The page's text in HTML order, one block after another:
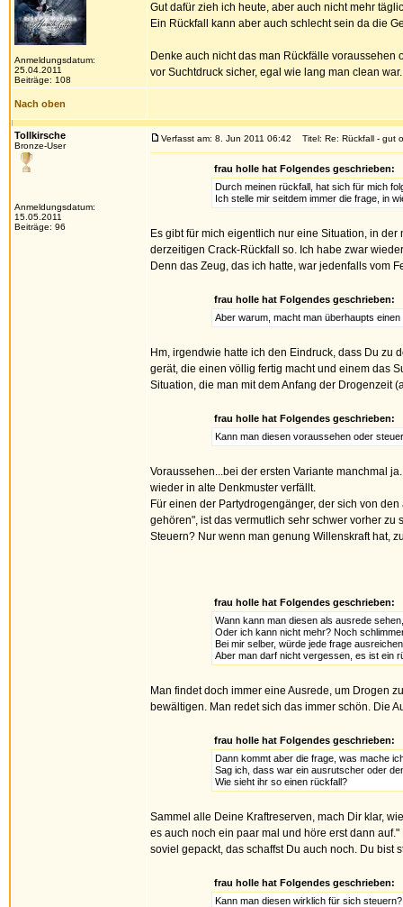
Anmeldungsdatum:
25.04.2011
Beiträge: 108
Gut dafür zieh ich heute, aber auch nicht mehr
Ein Rückfall kann aber auch schlecht sein da die
Denke auch nicht das man Rückfälle
vor Suchtdruck sicher, egal wie lang man clean
Nach oben
Tollkirsche
Bronze-User
Anmeldungsdatum:
15.05.2011
Beiträge: 96
Verfasst am: 8. Jun 2011 06:42 Titel: Re: Rückfall - gut
frau holle hat Folgendes geschrieben:
Durch meinen rückfall, hat sich für mich
Ich stelle mir seitdem immer die frage, in
Es gibt für mich eigentlich nur eine Situation, in
derzeitigen Crack-Rückfall so. Ich habe zwar
Denn das Zeug, das ich hatte, war jedenfalls vom
frau holle hat Folgendes geschrieben:
Aber warum, macht man überhaupts einen
Hm, irgendwie hatte ich den Eindruck, dass Du
gerät, die einen völlig fertig macht und einem das
Situation, die man mit dem Anfang der Drogenzeit
frau holle hat Folgendes geschrieben:
Kann man diesen voraussehen oder
Voraussehen...bei der ersten Variante manchmal
wieder in alte Denkmuster verfällt.
Für einen der Partydrogengänger, der sich von
gehören", ist das vermutlich sehr schwer vorher zu
Steuern? Nur wenn man genung Willenskraft hat,
frau holle hat Folgendes geschrieben:
Wann kann man diesen als ausrede
Oder ich kann nicht mehr? Noch
Bei mir selber, würde jede frage
Aber man darf nicht vergessen, es ist ein
Man findet doch immer eine Ausrede, um Drogen
bewältigen. Man redet sich das immer schön. Die
frau holle hat Folgendes geschrieben:
Dann kommt aber die frage, was mache
Sag ich, dass war ein ausrutscher oder
Wie sieht ihr so einen rückfall?
Sammel alle Deine Kraftreserven, mach Dir klar,
es auch noch ein paar mal und höre erst dann
soviel gepackt, das schaffst Du auch noch. Du bist
frau holle hat Folgendes geschrieben:
Kann man diesen wirklich für sich